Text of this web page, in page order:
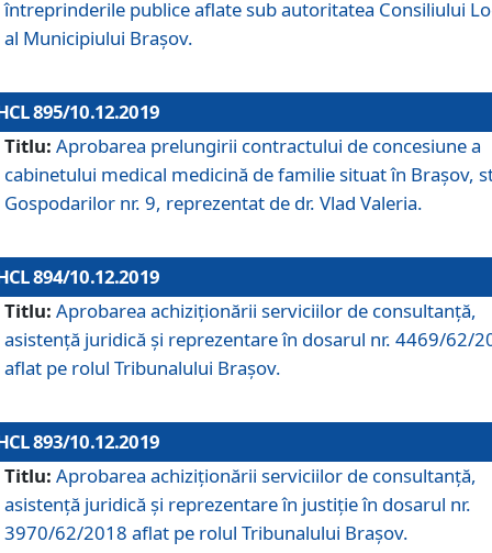
întreprinderile publice aflate sub autoritatea Consiliului
al Municipiului Brașov.
895/10.12.2019
Titlu: Aprobarea prelungirii contractului de concesiune a
cabinetului medical medicină de familie situat în Braşov,
Gospodarilor nr. 9, reprezentat de dr. Vlad Valeria.
894/10.12.2019
Titlu: Aprobarea achiziţionării serviciilor de consultanţă,
asistenţă juridică şi reprezentare în dosarul nr. 4469/62/
aflat pe rolul Tribunalului Braşov.
893/10.12.2019
Titlu: Aprobarea achiziţionării serviciilor de consultanţă,
asistenţă juridică şi reprezentare în justiţie în dosarul nr.
3970/62/2018 aflat pe rolul Tribunalului Braşov.